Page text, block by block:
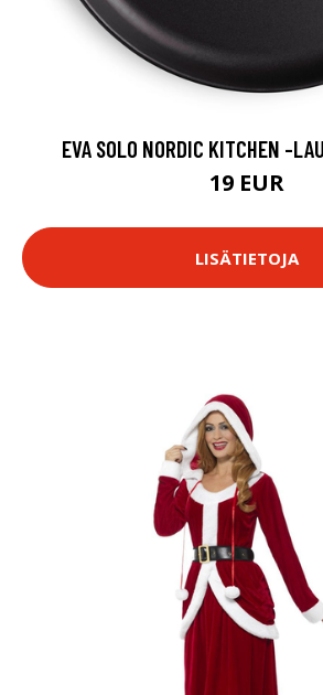
EVA SOLO NORDIC KITCHEN -
19 EUR
LISÄTIETOJA